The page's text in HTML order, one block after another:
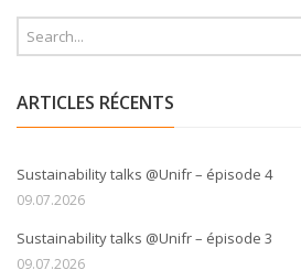
ARTICLES RÉCENTS
Sustainability talks @Unifr – épisode 4
09.07.2026
Sustainability talks @Unifr – épisode 3
09.07.2026